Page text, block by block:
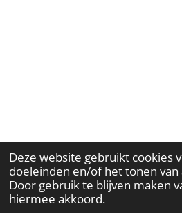
Deze website gebruikt cookies
doeleinden en/of het tonen
Door gebruik te blijven maken
hiermee akkoord.